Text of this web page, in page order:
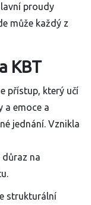
proudy
může každý z
KBT
přístup, který učí
a emoce a
jednání. Vznikla
důraz na
strukturální